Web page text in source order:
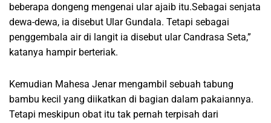
beberapa dongeng mengenai ular ajaib itu.Sebagai senjata
dewa-dewa, ia disebut Ular Gundala. Tetapi sebagai
penggembala air di langit ia disebut ular Candrasa Seta,”
katanya hampir berteriak.
Kemudian Mahesa Jenar mengambil sebuah tabung
bambu kecil yang diikatkan di bagian dalam pakaiannya.
Tetapi meskipun obat itu tak pernah terpisah dari